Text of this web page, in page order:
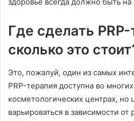
Где сделать
сколько это
Это, пожалуй, один из самых
PRP-терапия доступна во
косметологических центрах,
варьироваться в зависимости